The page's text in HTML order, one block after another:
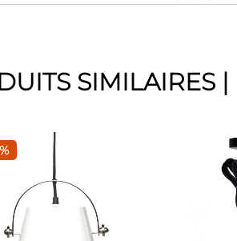
SIMILAIRES |